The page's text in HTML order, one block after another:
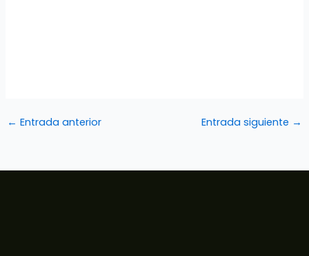
← Entrada anterior Entrada siguiente →